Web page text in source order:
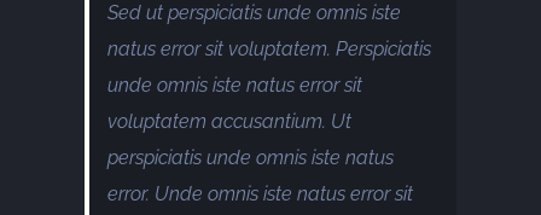
Sed ut perspiciatis unde omnis iste
natus error sit voluptatem. Perspiciatis
unde omnis iste natus error sit
voluptatem accusantium. Ut
perspiciatis unde omnis iste natus
error. Unde omnis iste natus error sit